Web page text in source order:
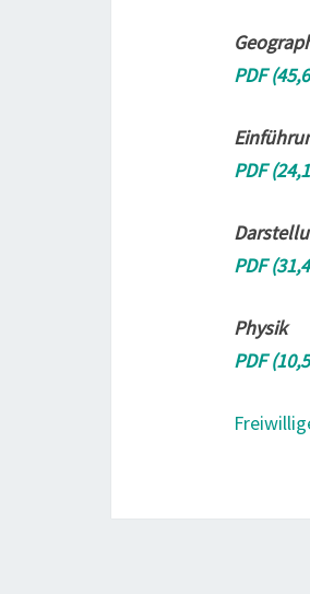
PDF
PDF
PDF
Physik
PDF